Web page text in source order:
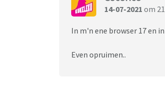
14-07-2021 om
In m'n ene browser 17 en
Even opruimen..